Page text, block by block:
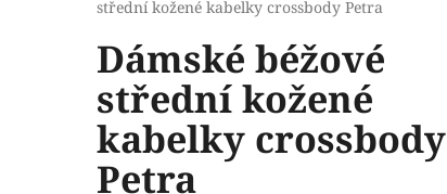
střední kožené kabelky crossbody Petra
Dámské béžové
střední kožené
kabelky crossbody
Petra